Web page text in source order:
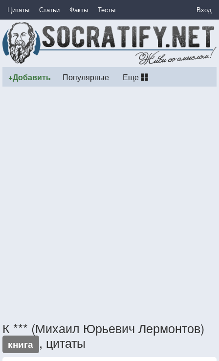
Цитаты Статьи Факты Тесты Вход
+Добавить Популярные Еще
К *** (Михаил Юрьевич Лермонтов)
книга , цитаты